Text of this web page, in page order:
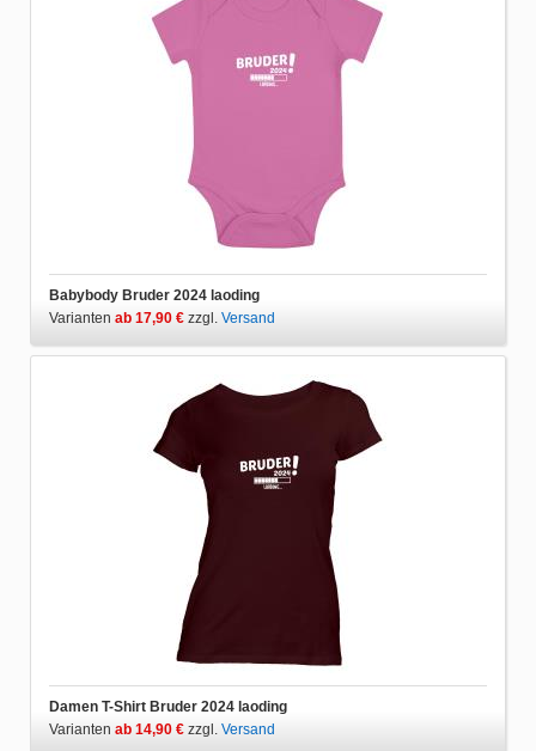
Babybody Bruder 2024 laoding
Varianten ab 17,90 € zzgl. Versand
Damen T-Shirt Bruder 2024 laoding
Varianten ab 14,90 € zzgl. Versand